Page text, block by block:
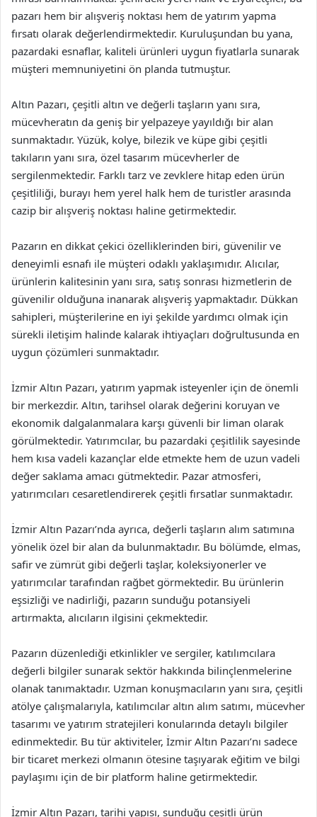
pazarı hem bir alışveriş noktası hem de yatırım yapma
fırsatı olarak değerlendirmektedir. Kuruluşundan bu yana,
pazardaki esnaflar, kaliteli ürünleri uygun fiyatlarla sunarak
müşteri memnuniyetini ön planda tutmuştur.
Altın Pazarı, çeşitli altın ve değerli taşların yanı sıra,
mücevheratın da geniş bir yelpazeye yayıldığı bir alan
sunmaktadır. Yüzük, kolye, bilezik ve küpe gibi çeşitli
takıların yanı sıra, özel tasarım mücevherler de
sergilenmektedir. Farklı tarz ve zevklere hitap eden ürün
çeşitliliği, burayı hem yerel halk hem de turistler arasında
cazip bir alışveriş noktası haline getirmektedir.
Pazarın en dikkat çekici özelliklerinden biri, güvenilir ve
deneyimli esnafı ile müşteri odaklı yaklaşımıdır. Alıcılar,
ürünlerin kalitesinin yanı sıra, satış sonrası hizmetlerin de
güvenilir olduğuna inanarak alışveriş yapmaktadır. Dükkan
sahipleri, müşterilerine en iyi şekilde yardımcı olmak için
sürekli iletişim halinde kalarak ihtiyaçları doğrultusunda en
uygun çözümleri sunmaktadır.
İzmir Altın Pazarı, yatırım yapmak isteyenler için de önemli
bir merkezdir. Altın, tarihsel olarak değerini koruyan ve
ekonomik dalgalanmalara karşı güvenli bir liman olarak
görülmektedir. Yatırımcılar, bu pazardaki çeşitlilik sayesinde
hem kısa vadeli kazançlar elde etmekte hem de uzun vadeli
değer saklama amacı gütmektedir. Pazar atmosferi,
yatırımcıları cesaretlendirerek çeşitli fırsatlar sunmaktadır.
İzmir Altın Pazarı’nda ayrıca, değerli taşların alım satımına
yönelik özel bir alan da bulunmaktadır. Bu bölümde, elmas,
safir ve zümrüt gibi değerli taşlar, koleksiyonerler ve
yatırımcılar tarafından rağbet görmektedir. Bu ürünlerin
eşsizliği ve nadirliği, pazarın sunduğu potansiyeli
artırmakta, alıcıların ilgisini çekmektedir.
Pazarın düzenlediği etkinlikler ve sergiler, katılımcılara
değerli bilgiler sunarak sektör hakkında bilinçlenmelerine
olanak tanımaktadır. Uzman konuşmacıların yanı sıra, çeşitli
atölye çalışmalarıyla, katılımcılar altın alım satımı, mücevher
tasarımı ve yatırım stratejileri konularında detaylı bilgiler
edinmektedir. Bu tür aktiviteler, İzmir Altın Pazarı’nı sadece
bir ticaret merkezi olmanın ötesine taşıyarak eğitim ve bilgi
paylaşımı için de bir platform haline getirmektedir.
İzmir Altın Pazarı, tarihi yapısı, sunduğu çeşitli ürün